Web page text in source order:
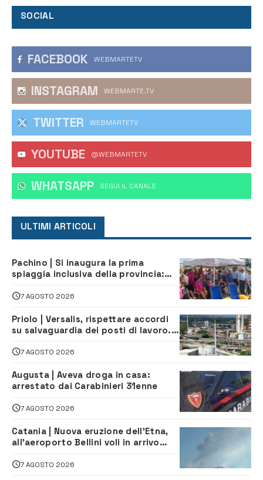
SOCIAL
FACEBOOK WEBMARTETV
INSTAGRAM WEBMARTE.TV
TWITTER WEBMARTETV
YOUTUBE @WEBMARTETV
WHATSAPP ‎SEGUI IL CANALE
ULTIMI ARTICOLI
Pachino | Si inaugura la prima
spiaggia inclusiva della provincia:
tutti
7 AGOSTO 2026
Priolo | Versalis, rispettare accordi
su salvaguardia dei posti di lavoro. Il
7 AGOSTO 2026
Augusta | Aveva droga in casa:
arrestato dai Carabinieri 31enne
7 AGOSTO 2026
Catania | Nuova eruzione dell’Etna,
all’aeroporto Bellini voli in arrivo
7 AGOSTO 2026